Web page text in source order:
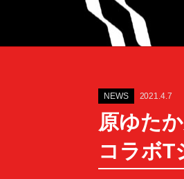
NEWS 2021.4.7
原ゆた
コラボT